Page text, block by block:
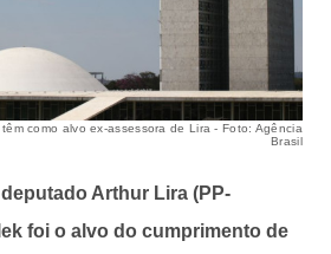
como alvo ex-assessora de Lira - Foto: Agência
Brasil
Arthur Lira (PP-
foi o alvo do cumprimento de